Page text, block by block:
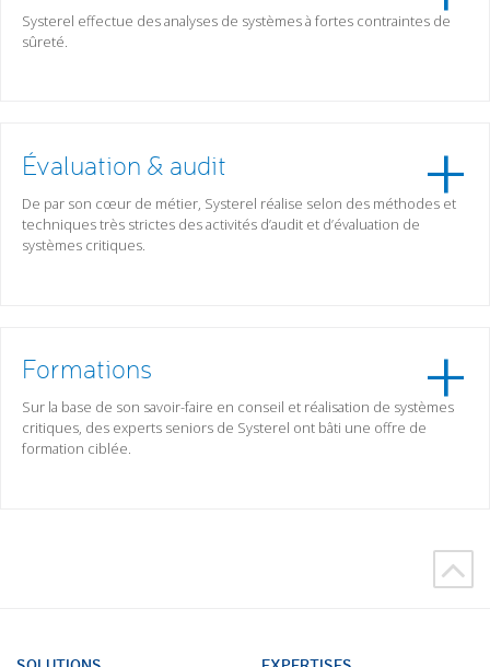
Systerel effectue des analyses de systèmes à fortes contraintes de
sûreté.
Évaluation & audit
De par son cœur de métier, Systerel réalise selon des méthodes et
techniques très strictes des activités d’audit et d’évaluation de
systèmes critiques.
Formations
Sur la base de son savoir-faire en conseil et réalisation de systèmes
critiques, des experts seniors de Systerel ont bâti une offre de
formation ciblée.